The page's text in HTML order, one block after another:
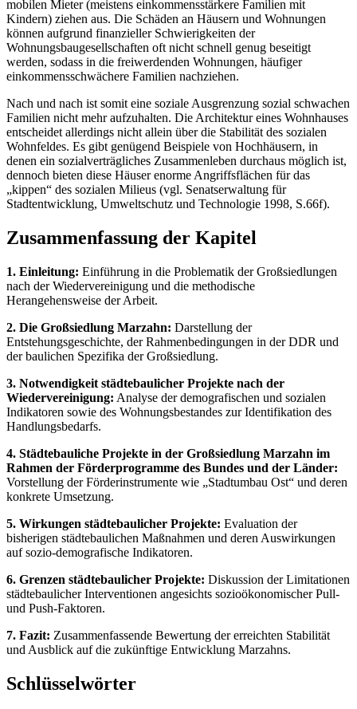
mobilen Mieter (meistens einkommensstärkere Familien mit
Kindern) ziehen aus. Die Schäden an Häusern und Wohnungen
können aufgrund finanzieller Schwierigkeiten der
Wohnungsbaugesellschaften oft nicht schnell genug beseitigt
werden, sodass in die freiwerdenden Wohnungen, häufiger
einkommensschwächere Familien nachziehen.
Nach und nach ist somit eine soziale Ausgrenzung sozial schwachen
Familien nicht mehr aufzuhalten. Die Architektur eines Wohnhauses
entscheidet allerdings nicht allein über die Stabilität des sozialen
Wohnfeldes. Es gibt genügend Beispiele von Hochhäusern, in
denen ein sozialverträgliches Zusammenleben durchaus möglich ist,
dennoch bieten diese Häuser enorme Angriffsflächen für das
„kippen“ des sozialen Milieus (vgl. Senatserwaltung für
Stadtentwicklung, Umweltschutz und Technologie 1998, S.66f).
Zusammenfassung der Kapitel
1. Einleitung: Einführung in die Problematik der Großsiedlungen
nach der Wiedervereinigung und die methodische
Herangehensweise der Arbeit.
2. Die Großsiedlung Marzahn: Darstellung der
Entstehungsgeschichte, der Rahmenbedingungen in der DDR und
der baulichen Spezifika der Großsiedlung.
3. Notwendigkeit städtebaulicher Projekte nach der
Wiedervereinigung: Analyse der demografischen und sozialen
Indikatoren sowie des Wohnungsbestandes zur Identifikation des
Handlungsbedarfs.
4. Städtebauliche Projekte in der Großsiedlung Marzahn im
Rahmen der Förderprogramme des Bundes und der Länder:
Vorstellung der Förderinstrumente wie „Stadtumbau Ost“ und deren
konkrete Umsetzung.
5. Wirkungen städtebaulicher Projekte: Evaluation der
bisherigen städtebaulichen Maßnahmen und deren Auswirkungen
auf sozio-demografische Indikatoren.
6. Grenzen städtebaulicher Projekte: Diskussion der Limitationen
städtebaulicher Interventionen angesichts sozioökonomischer Pull-
und Push-Faktoren.
7. Fazit: Zusammenfassende Bewertung der erreichten Stabilität
und Ausblick auf die zukünftige Entwicklung Marzahns.
Schlüsselwörter